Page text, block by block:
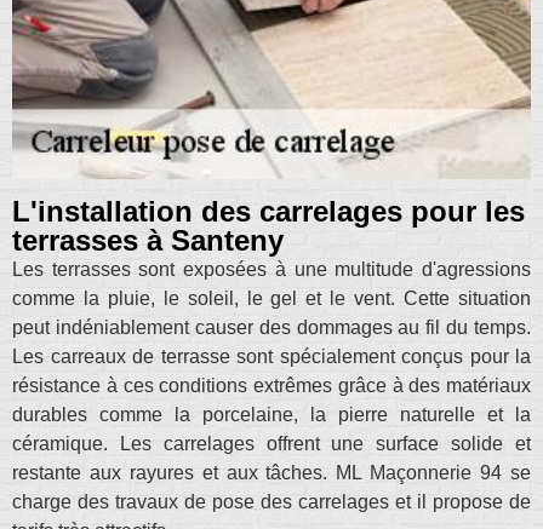
L'installation des carrelages pour les
terrasses à Santeny
Les terrasses sont exposées à une multitude d'agressions
comme la pluie, le soleil, le gel et le vent. Cette situation
peut indéniablement causer des dommages au fil du temps.
Les carreaux de terrasse sont spécialement conçus pour la
résistance à ces conditions extrêmes grâce à des matériaux
durables comme la porcelaine, la pierre naturelle et la
céramique. Les carrelages offrent une surface solide et
restante aux rayures et aux tâches. ML Maçonnerie 94 se
charge des travaux de pose des carrelages et il propose de